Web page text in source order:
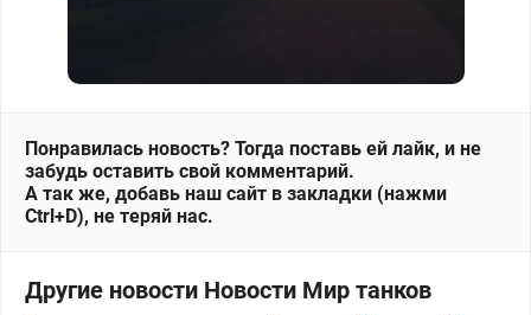
Понравилась новость? Тогда поставь ей лайк, и не
забудь оставить свой комментарий.
А так же, добавь наш сайт в закладки (нажми
Ctrl+D), не теряй нас.
Другие новости Новости Мир танков